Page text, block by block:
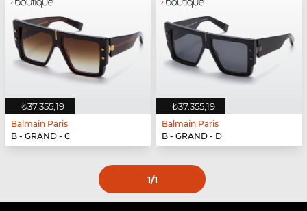
₺37.355,19
Balmain Paris
B - GRAND - C
₺37.355,19
Balmain Paris
B - GRAND - D
1/1